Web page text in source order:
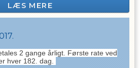
LÆS MERE
2 gange årligt. Første rate ved
hver 182. dag.